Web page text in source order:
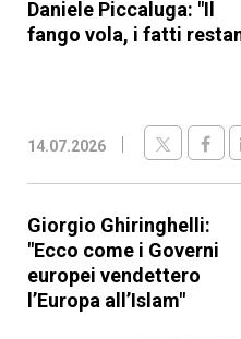
Daniele Piccaluga: "Il
fango vola, i fatti
14.07.2026
Giorgio Ghiringhelli:
"Ecco come i Governi
europei vendettero
l’Europa all’Islam"